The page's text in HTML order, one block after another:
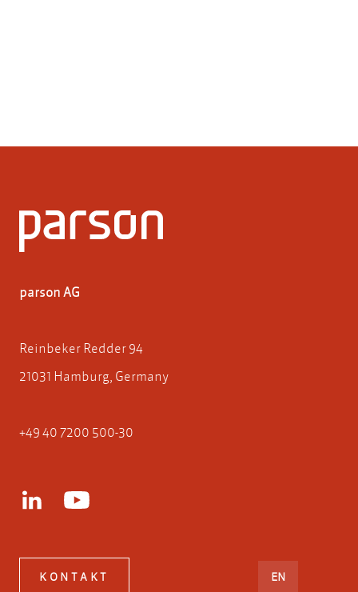
parson AG
Reinbeker Redder 94
21031 Hamburg, Germany
+49 40 7200 500-30
KONTAKT ENENGLISH